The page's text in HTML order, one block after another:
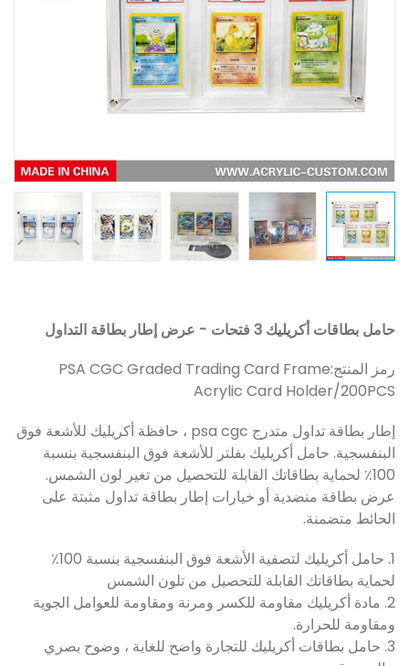
حامل بطاقات أكريليك 3 فتحات - عرض إطار بطاقة التداول
رمز المنتج:PSA CGC Graded Trading Card Frame
Acrylic Card Holder/200PCS
إطار بطاقة تداول متدرج psa cgc ، حافظة أكريليك للأشعة فوق
البنفسجية. حامل أكريليك بفلتر للأشعة فوق البنفسجية بنسبة
100٪ لحماية بطاقاتك القابلة للتحصيل من تغير لون الشمس.
عرض بطاقة منضدية أو خيارات إطار بطاقة تداول مثبتة على
الحائط متضمنة.
1. حامل أكريليك لتصفية الأشعة فوق البنفسجية بنسبة 100٪
لحماية بطاقاتك القابلة للتحصيل من تلون الشمس
2. مادة أكريليك مقاومة للكسر ومرنة ومقاومة للعوامل الجوية
ومقاومة للحرارة.
3. حامل بطاقات أكريليك للتجارة واضح للغاية ، وضوح بصري